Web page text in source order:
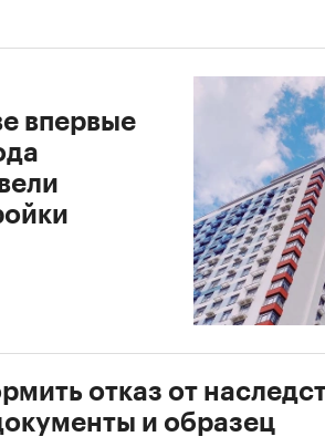
впервые
отказ от
и образец